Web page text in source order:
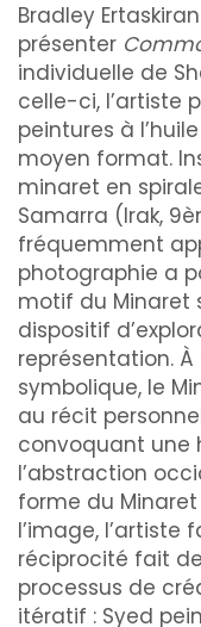
Bradley
présenter
individuelle de
celle-ci, l’artiste
peintures à
moyen format.
minaret en
Samarra (Irak, 9
fréquemment
photographie a
motif du Minaret
dispositif
représentation.
symbolique, le
au récit
convoquant une
l’abstraction
forme du
l’image, l’artiste
réciprocité fait
processus de
itératif : Syed